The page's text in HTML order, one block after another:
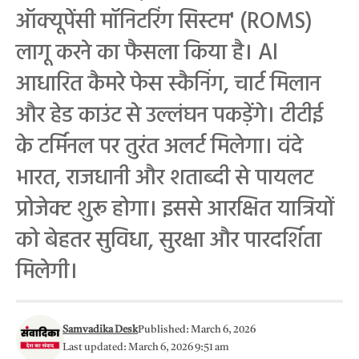
ऑक्यूपेंसी मॉनिटरिंग सिस्टम' (ROMS)
लागू करने का फैसला किया है। AI
आधारित कैमरे फेस स्कैनिंग, चार्ट मिलान
और हेड काउंट से उल्लंघन पकड़ेंगे। टीटीई
के टर्मिनल पर तुरंत अलर्ट मिलेगा। वंदे
भारत, राजधानी और शताब्दी से पायलट
प्रोजेक्ट शुरू होगा। इससे आरक्षित यात्रियों
को बेहतर सुविधा, सुरक्षा और पारदर्शिता
मिलेगी।
Last updated: March 6, 2026 9:51 am
Samvadika DeskPublished: March 6, 2026